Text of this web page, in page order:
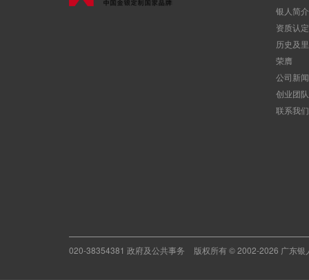
银人简介
资质认定
历史及
荣膺
公司新
创业团队
联系我们
020-38354381 政府及公共事务 版权所有 © 2002-2026 广东银